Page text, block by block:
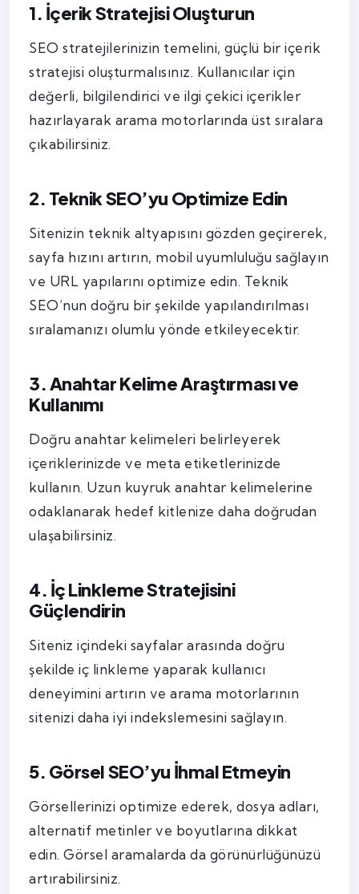
1. İçerik Stratejisi Oluşturun
SEO stratejilerinizin temelini, güçlü bir içerik
stratejisi oluşturmalısınız. Kullanıcılar için
değerli, bilgilendirici ve ilgi çekici içerikler
hazırlayarak arama motorlarında üst sıralara
çıkabilirsiniz.
2. Teknik SEO’yu Optimize Edin
Sitenizin teknik altyapısını gözden geçirerek,
sayfa hızını artırın, mobil uyumluluğu sağlayın
ve URL yapılarını optimize edin. Teknik
SEO’nun doğru bir şekilde yapılandırılması
sıralamanızı olumlu yönde etkileyecektir.
3. Anahtar Kelime Araştırması ve
Kullanımı
Doğru anahtar kelimeleri belirleyerek
içeriklerinizde ve meta etiketlerinizde
kullanın. Uzun kuyruk anahtar kelimelerine
odaklanarak hedef kitlenize daha doğrudan
ulaşabilirsiniz.
4. İç Linkleme Stratejisini
Güçlendirin
Siteniz içindeki sayfalar arasında doğru
şekilde iç linkleme yaparak kullanıcı
deneyimini artırın ve arama motorlarının
sitenizi daha iyi indekslemesini sağlayın.
5. Görsel SEO’yu İhmal Etmeyin
Görsellerinizi optimize ederek, dosya adları,
alternatif metinler ve boyutlarına dikkat
edin. Görsel aramalarda da görünürlüğünüzü
artırabilirsiniz.